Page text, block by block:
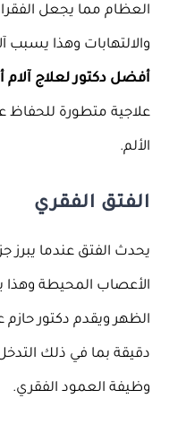
العظام مما يجعل
والالتهابات وهذا يسبب
أفضل دكتور لعلاج
علاجية متطورة للحفاظ
الألم.
الفتق الفقري
يحدث الفتق عندما
الأعصاب المحيطة وهذا
الظهر ويقدم دكتور حازم
دقيقة بما في ذلك
وظيفة العمود الفقري.